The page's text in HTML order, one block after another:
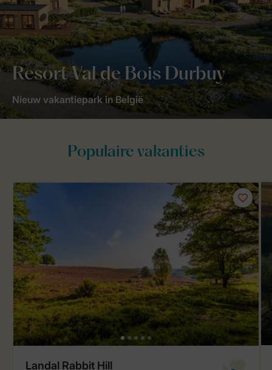
Resort Val de Bois Durbuy
Nieuw vakantiepark in België